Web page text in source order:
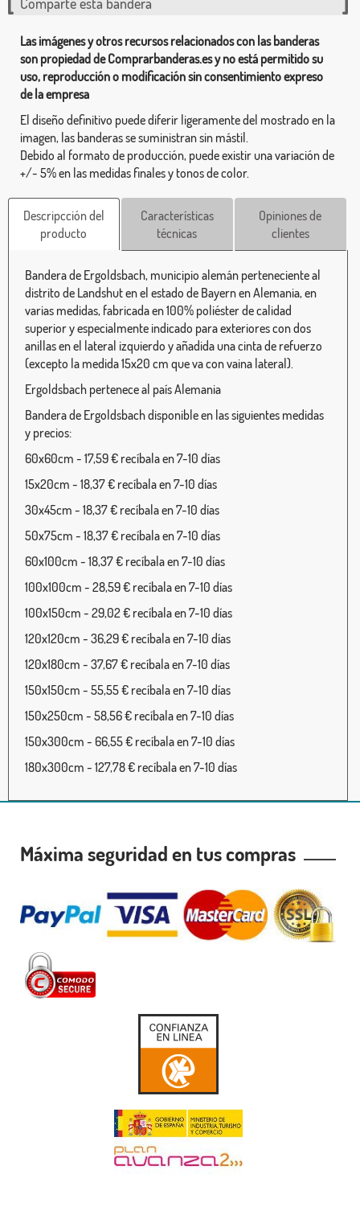
Las imágenes y otros recursos relacionados con las banderas
son propiedad de Comprarbanderas.es y no está permitido su
uso, reproducción o modificación sin consentimiento expreso
de la empresa
El diseño definitivo puede diferir ligeramente del mostrado en la
imagen, las banderas se suministran sin mástil.
Debido al formato de producción, puede existir una variación de
+/- 5% en las medidas finales y tonos de color.
Descripcción del
producto
Características
técnicas
Opiniones de
clientes
Bandera de Ergoldsbach, municipio alemán perteneciente al
distrito de Landshut en el estado de Bayern en Alemania, en
varias medidas, fabricada en 100% poliéster de calidad
superior y especialmente indicado para exteriores con dos
anillas en el lateral izquierdo y añadida una cinta de refuerzo
(excepto la medida 15x20 cm que va con vaina lateral).
Ergoldsbach pertenece al país Alemania
Bandera de Ergoldsbach disponible en las siguientes medidas
y precios:
60x60cm - 17,59 € recíbala en 7-10 días
15x20cm - 18,37 € recíbala en 7-10 días
30x45cm - 18,37 € recíbala en 7-10 días
50x75cm - 18,37 € recíbala en 7-10 días
60x100cm - 18,37 € recíbala en 7-10 días
100x100cm - 28,59 € recíbala en 7-10 días
100x150cm - 29,02 € recíbala en 7-10 días
120x120cm - 36,29 € recíbala en 7-10 días
120x180cm - 37,67 € recíbala en 7-10 días
150x150cm - 55,55 € recíbala en 7-10 días
150x250cm - 58,56 € recíbala en 7-10 días
150x300cm - 66,55 € recíbala en 7-10 días
180x300cm - 127,78 € recíbala en 7-10 días
Máxima seguridad en tus compras